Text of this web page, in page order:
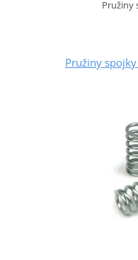
Pružiny
Pružiny spojky